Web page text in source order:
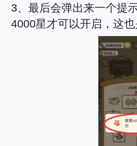
3、最后会弹出来一个提
4000星才可以开启，这也